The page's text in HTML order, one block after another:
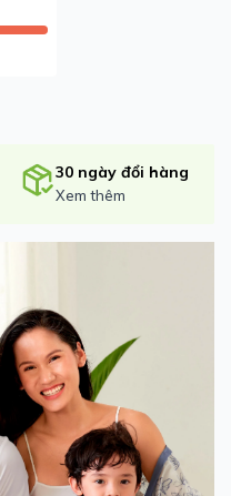
lại cảm giác mát mẻ
động suốt cả ngày dài.
độ đàn hồi tốt giúp ôm
vết hằn trên da.
thoáng khí và thấm hút
thoáng, ngăn ngừa bí
tối giản, năng động, dễ
bên ngoài.
30 ngày đổi hàng
Xem thêm